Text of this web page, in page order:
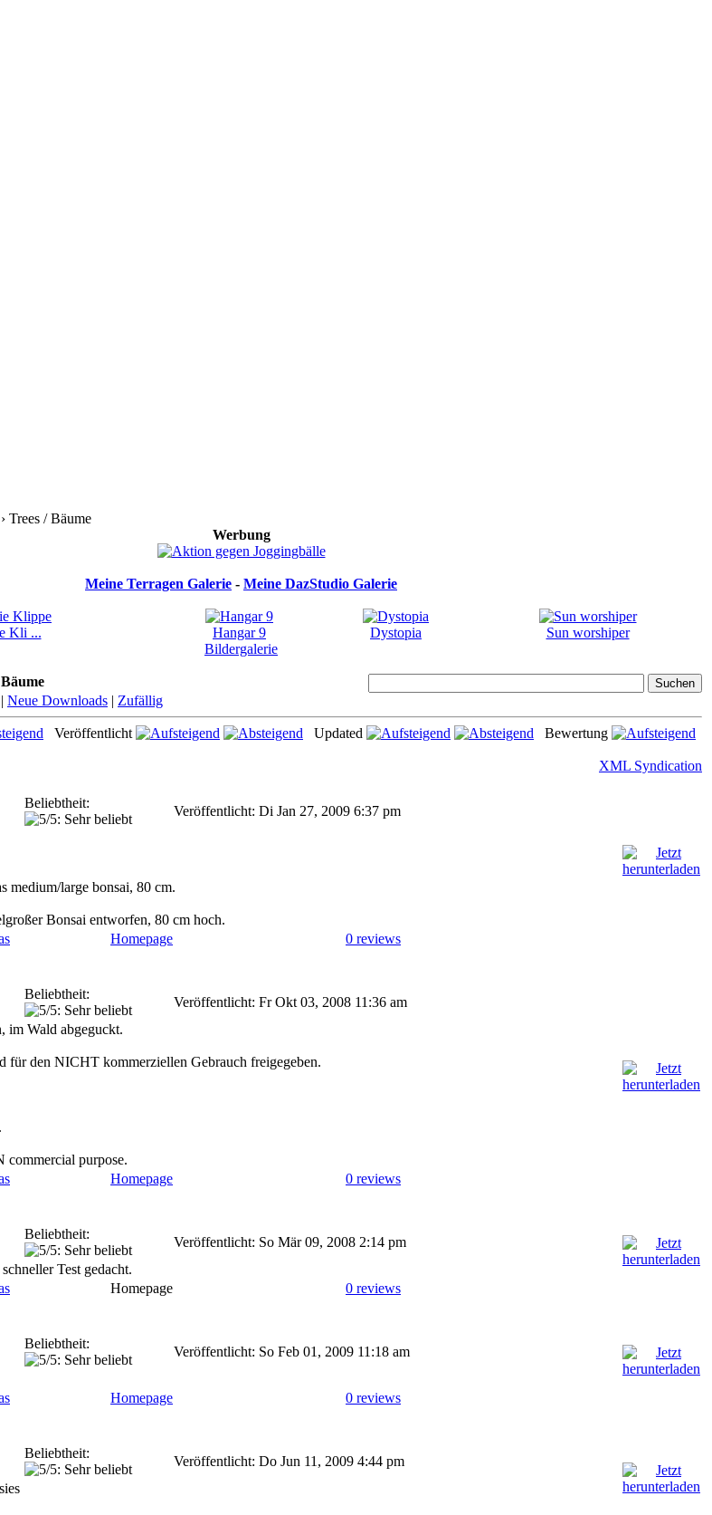
Trees / Bäume
Werbung
Meine Terragen Galerie - Meine DazStudio Galerie
Kli ... Hangar 9 Dystopia
Sun worshiper
Bildergalerie
Bäume
| Neue Downloads | Zufällig
Veröffentlicht Updated Bewertung
XML Syndication
Beliebtheit:
Veröffentlicht: Di Jan 27, 2009 6:37 pm
medium/large bonsai, 80 cm.
Bonsai entworfen, 80 cm hoch.
Homepage 0 reviews
Beliebtheit:
Veröffentlicht: Fr Okt 03, 2008 11:36 am
im Wald abgeguckt.
für den NICHT kommerziellen Gebrauch freigegeben.
purpose.
Homepage 0 reviews
Beliebtheit:
Veröffentlicht: So Mär 09, 2008 2:14 pm
Test gedacht.
Homepage 0 reviews
Beliebtheit:
Veröffentlicht: So Feb 01, 2009 11:18 am
Homepage 0 reviews
Beliebtheit:
Veröffentlicht: Do Jun 11, 2009 4:44 pm